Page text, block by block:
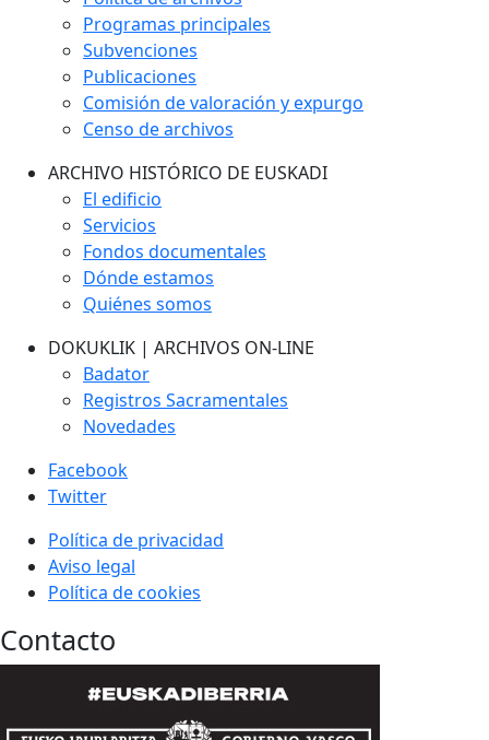
Programas principales
Subvenciones
Publicaciones
Comisión de valoración y expurgo
Censo de archivos
ARCHIVO HISTÓRICO DE EUSKADI
El edificio
Servicios
Fondos documentales
Dónde estamos
Quiénes somos
DOKUKLIK | ARCHIVOS ON-LINE
Badator
Registros Sacramentales
Novedades
Facebook
Twitter
Política de privacidad
Aviso legal
Política de cookies
Contacto